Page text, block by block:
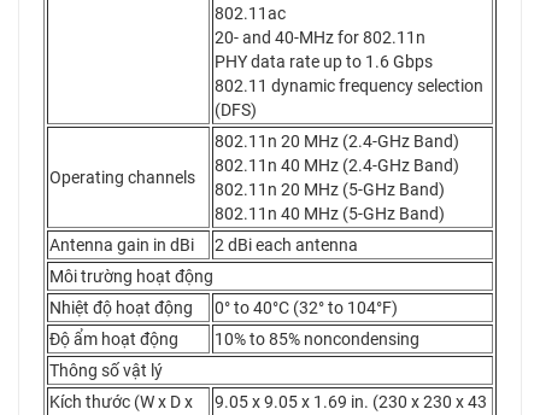
802.11ac
20- and 40-MHz for 802.11n
PHY data rate up to 1.6 Gbps
802.11 dynamic frequency selection
(DFS)
Operating channels
802.11n 20 MHz (2.4-GHz Band)
802.11n 40 MHz (2.4-GHz Band)
802.11n 20 MHz (5-GHz Band)
802.11n 40 MHz (5-GHz Band)
Antenna gain in dBi
2 dBi each antenna
Môi trường hoạt động
Nhiệt độ hoạt động
0° to 40°C (32° to 104°F)
Độ ẩm hoạt động
10% to 85% noncondensing
Thông số vật lý
Kích thước (W x D x
9.05 x 9.05 x 1.69 in. (230 x 230 x 43